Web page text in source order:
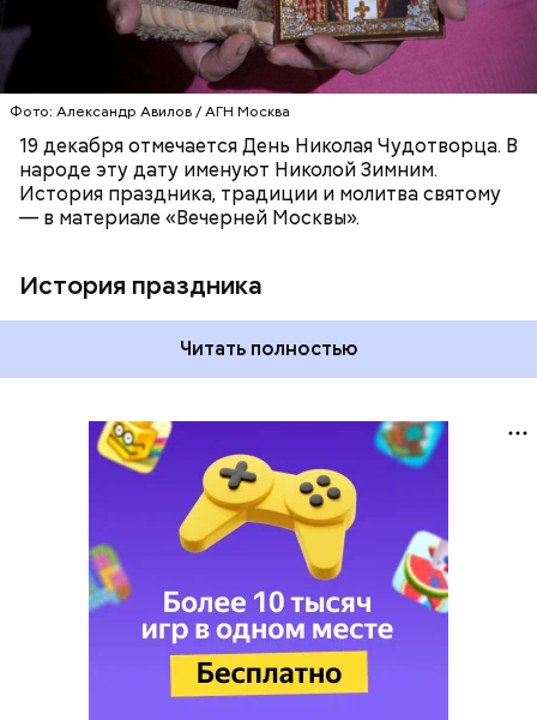
Фото: Александр Авилов / АГН Москва
19 декабря отмечается День Николая Чудотворца. В
народе эту дату именуют Николой Зимним.
История праздника, традиции и молитва святому
— в материале «Вечерней Москвы».
История праздника
Читать полностью